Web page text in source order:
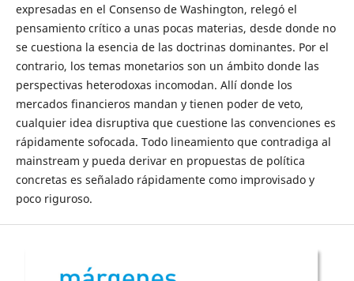
expresadas en el Consenso de Washington, relegó el
pensamiento crítico a unas pocas materias, desde donde no
se cuestiona la esencia de las doctrinas dominantes. Por el
contrario, los temas monetarios son un ámbito donde las
perspectivas heterodoxas incomodan. Allí donde los
mercados financieros mandan y tienen poder de veto,
cualquier idea disruptiva que cuestione las convenciones es
rápidamente sofocada. Todo lineamiento que contradiga al
mainstream y pueda derivar en propuestas de política
concretas es señalado rápidamente como improvisado y
poco riguroso.